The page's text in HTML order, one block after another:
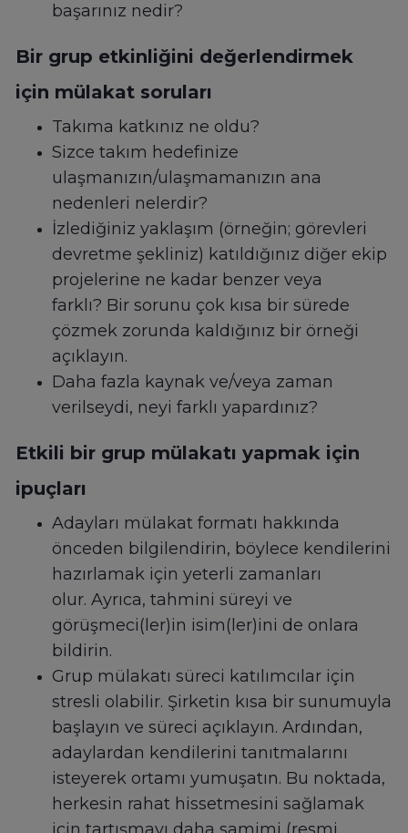
başarınız nedir?
Bir grup etkinliğini değerlendirmek
için mülakat soruları
Takıma katkınız ne oldu?
Sizce takım hedefinize
ulaşmanızın/ulaşmamanızın ana
nedenleri nelerdir?
İzlediğiniz yaklaşım (örneğin; görevleri
devretme şekliniz) katıldığınız diğer ekip
projelerine ne kadar benzer veya
farklı? Bir sorunu çok kısa bir sürede
çözmek zorunda kaldığınız bir örneği
açıklayın.
Daha fazla kaynak ve/veya zaman
verilseydi, neyi farklı yapardınız?
Etkili bir grup mülakatı yapmak için
ipuçları
Adayları mülakat formatı hakkında
önceden bilgilendirin, böylece kendilerini
hazırlamak için yeterli zamanları
olur. Ayrıca, tahmini süreyi ve
görüşmeci(ler)in isim(ler)ini de onlara
bildirin.
Grup mülakatı süreci katılımcılar için
stresli olabilir. Şirketin kısa bir sunumuyla
başlayın ve süreci açıklayın. Ardından,
adaylardan kendilerini tanıtmalarını
isteyerek ortamı yumuşatın. Bu noktada,
herkesin rahat hissetmesini sağlamak